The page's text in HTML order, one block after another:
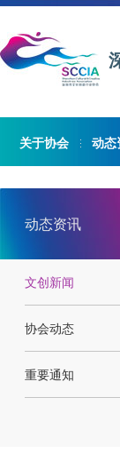
关于协会 动态
动态资讯
文创新闻
协会动态
重要通知